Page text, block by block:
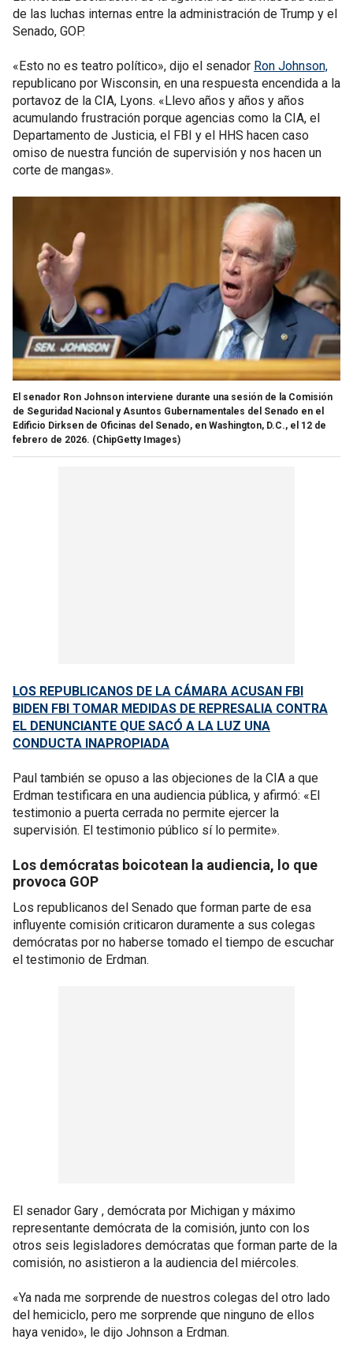
de las luchas internas entre la administración de Trump y el
Senado, GOP.
«Esto no es teatro político», dijo el senador Ron Johnson,
republicano por Wisconsin, en una respuesta encendida a la
portavoz de la CIA, Lyons. «Llevo años y años y años
acumulando frustración porque agencias como la CIA, el
Departamento de Justicia, el FBI y el HHS hacen caso
omiso de nuestra función de supervisión y nos hacen un
corte de mangas».
El senador Ron Johnson interviene durante una sesión de la Comisión
de Seguridad Nacional y Asuntos Gubernamentales del Senado en el
Edificio Dirksen de Oficinas del Senado, en Washington, D.C., el 12 de
febrero de 2026. (ChipGetty Images)
LOS REPUBLICANOS DE LA CÁMARA ACUSAN FBI
BIDEN FBI TOMAR MEDIDAS DE REPRESALIA CONTRA
EL DENUNCIANTE QUE SACÓ A LA LUZ UNA
CONDUCTA INAPROPIADA
Paul también se opuso a las objeciones de la CIA a que
Erdman testificara en una audiencia pública, y afirmó: «El
testimonio a puerta cerrada no permite ejercer la
supervisión. El testimonio público sí lo permite».
Los demócratas boicotean la audiencia, lo que
provoca GOP
Los republicanos del Senado que forman parte de esa
influyente comisión criticaron duramente a sus colegas
demócratas por no haberse tomado el tiempo de escuchar
el testimonio de Erdman.
El senador Gary , demócrata por Michigan y máximo
representante demócrata de la comisión, junto con los
otros seis legisladores demócratas que forman parte de la
comisión, no asistieron a la audiencia del miércoles.
«Ya nada me sorprende de nuestros colegas del otro lado
del hemiciclo, pero me sorprende que ninguno de ellos
haya venido», le dijo Johnson a Erdman.